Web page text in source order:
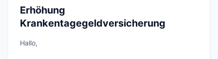
Erhöhung
Krankentagegeldversicherung
Hallo,